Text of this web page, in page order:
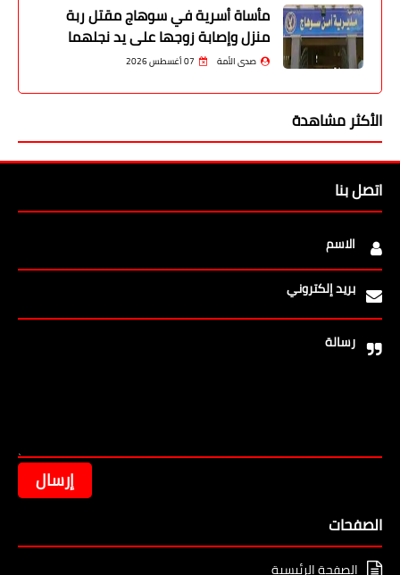
مأساة أسرية في سوهاج مقتل ربة
منزل وإصابة زوجها على يد نجلهما
صدى الأمة 07 أغسطس 2026
الأكثر مشاهدة
اتصل بنا
الاسم
بريد إلكتروني
رسالة
الصفحات
الصفحة الرئيسية